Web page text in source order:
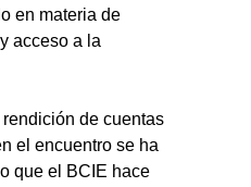
en materia de
acceso a la
de cuentas
el encuentro se ha
que el BCIE hace